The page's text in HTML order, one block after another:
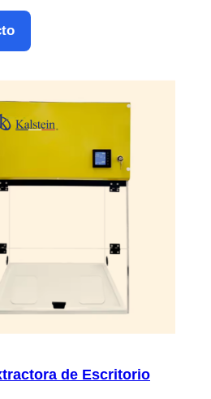
de Escritorio